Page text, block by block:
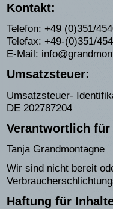
Kontakt:
Telefon: +49 (0)351/
Telefax: +49-(0)351/
E-Mail:
Umsatzsteuer:
Umsatzsteuer-
DE 202787204
Verantwortlich für
Tanja Grandmontagne
Wir sind nicht bereit
Haftung für